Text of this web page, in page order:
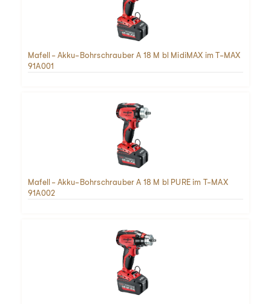
Mafell - Akku-Bohrschrauber A 18 M bl MidiMAX im T-MAX
91A001
Mafell - Akku-Bohrschrauber A 18 M bl PURE im T-MAX
91A002